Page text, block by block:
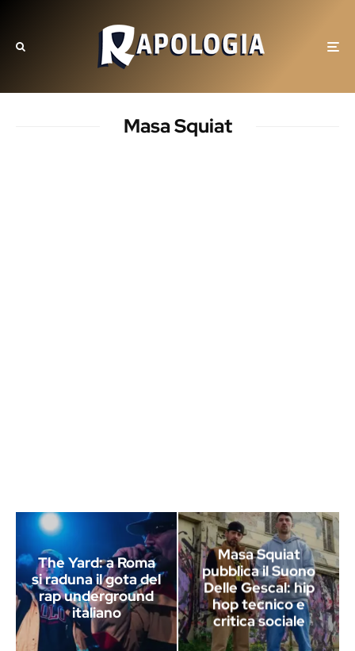
Masa Squiat
The Yard: a Roma
si raduna il gota del
rap underground
italiano
Masa Squiat
pubblica il Suono
Delle Gescal: hip
hop tecnico e
critica sociale